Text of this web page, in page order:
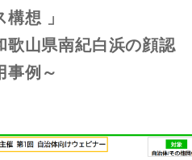
想 」
歌山県南紀白浜の顔認
事例～